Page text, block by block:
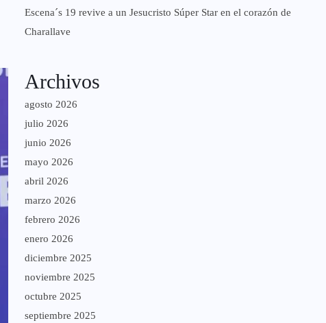
Escena´s 19 revive a un Jesucristo Súper Star en el corazón de
Charallave
Archivos
agosto 2026
julio 2026
junio 2026
mayo 2026
abril 2026
marzo 2026
febrero 2026
enero 2026
diciembre 2025
noviembre 2025
octubre 2025
septiembre 2025